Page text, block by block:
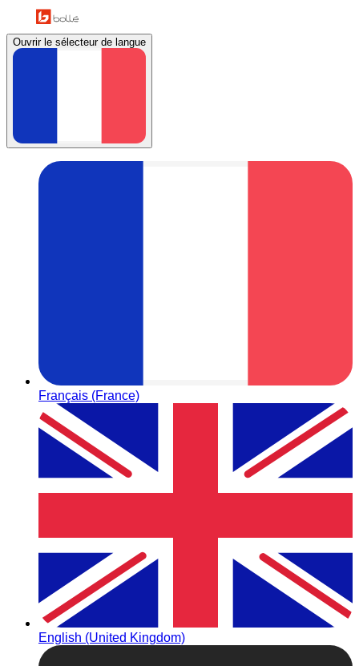
Ouvrir le sélecteur de langue
Français (France)
English (United Kingdom)